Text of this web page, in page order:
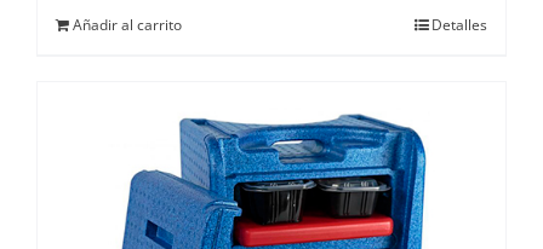
Añadir al carrito Detalles